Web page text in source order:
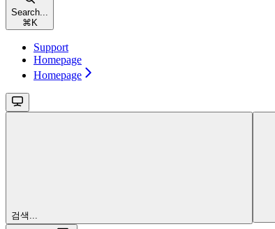
Search...
⌘ K
Support
Homepage
Homepage
검색...